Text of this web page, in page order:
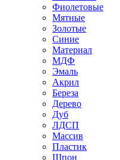
Фиолетовые
Мятные
Золотые
Синие
Материал
МДФ
Эмаль
Акрил
Береза
Дерево
Дуб
ЛДСП
Массив
Пластик
Шпон